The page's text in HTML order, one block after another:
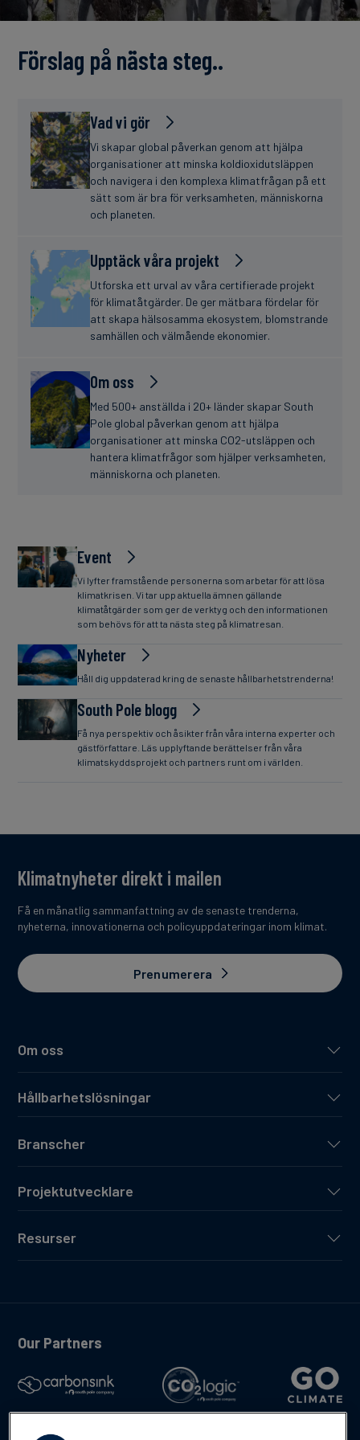
finanser
Förslag på nästa steg..
Vad vi gör
Vi skapar global påverkan genom att hjälpa
organisationer att minska koldioxidutsläppen
och navigera i den komplexa klimatfrågan på ett
sätt som är bra för verksamheten, människorna
och planeten.
Upptäck våra projekt
Utforska ett urval av våra certifierade projekt
för klimatåtgärder. De ger mätbara fördelar för
att skapa hälsosamma ekosystem, blomstrande
samhällen och välmående ekonomier.
Om oss
Med 500+ anställda i 20+ länder skapar South
Pole global påverkan genom att hjälpa
organisationer att minska CO2-utsläppen och
hantera klimatfrågor som hjälper verksamheten,
människorna och planeten.
Event
Vi lyfter framstående personerna som arbetar för att lösa
klimatkrisen. Vi tar upp aktuella ämnen gällande
klimatåtgärder som ger de verktyg och den informationen
som behövs för att ta nästa steg på klimatresan.
Nyheter
Håll dig uppdaterad kring de senaste hållbarhetstrenderna!
South Pole blogg
Få nya perspektiv och åsikter från våra interna experter och
gästförfattare. Läs upplyftande berättelser från våra
klimatskyddsprojekt och partners runt om i världen.
Om oss
Hållbarhetslösningar
Branscher
Projektutvecklare
Resurser
Klimatnyheter direkt i mailen
Få en månatlig sammanfattning av de senaste trenderna,
nyheterna, innovationerna och policyuppdateringar inom klimat.
Prenumerera
Our Partners